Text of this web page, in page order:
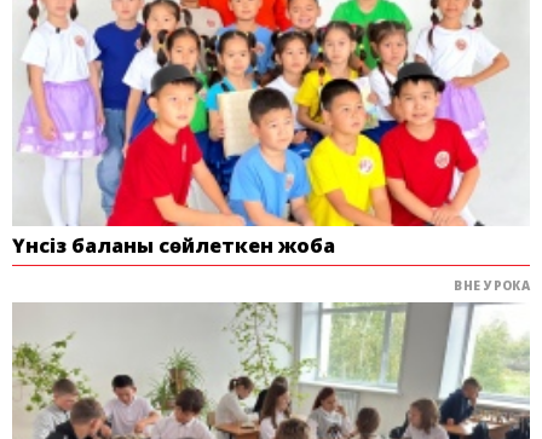
Үнсіз баланы сөйлеткен жоба
ВНЕ УРОКА